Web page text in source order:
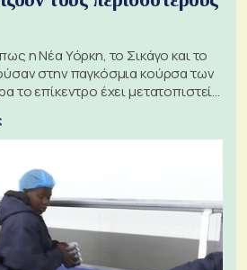
η Νέα Υόρκη, το Σικάγο και το
στην παγκόσμια κούρσα των
το επίκεντρο έχει μετατοπιστεί